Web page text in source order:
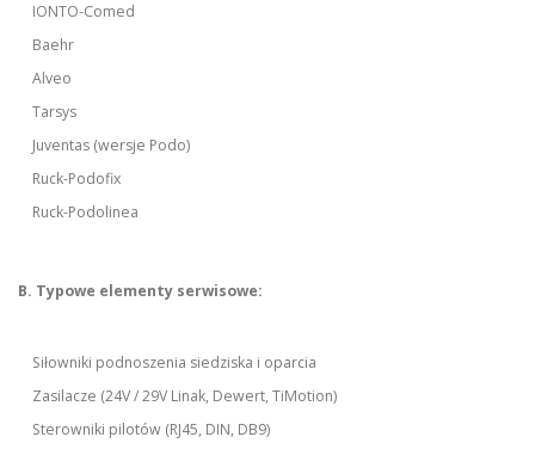
IONTO-Comed
Baehr
Alveo
Tarsys
Juventas (wersje Podo)
Ruck-Podofix
Ruck-Podolinea
B. Typowe elementy serwisowe:
Siłowniki podnoszenia siedziska i oparcia
Zasilacze (24V / 29V Linak, Dewert, TiMotion)
Sterowniki pilotów (RJ45, DIN, DB9)